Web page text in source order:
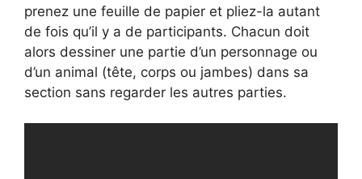
prenez une feuille de papier et pliez-la autant
de fois qu’il y a de participants. Chacun doit
alors dessiner une partie d’un personnage ou
d’un animal (tête, corps ou jambes) dans sa
section sans regarder les autres parties.